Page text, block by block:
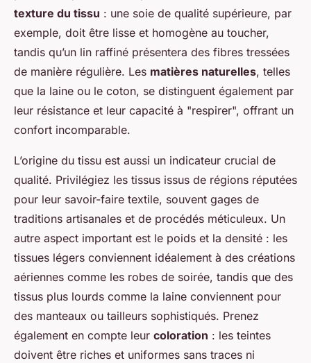
texture du tissu : une soie de qualité supérieure, par
exemple, doit être lisse et homogène au toucher,
tandis qu’un lin raffiné présentera des fibres tressées
de manière régulière. Les matières naturelles, telles
que la laine ou le coton, se distinguent également par
leur résistance et leur capacité à "respirer", offrant un
confort incomparable.
L’origine du tissu est aussi un indicateur crucial de
qualité. Privilégiez les tissus issus de régions réputées
pour leur savoir-faire textile, souvent gages de
traditions artisanales et de procédés méticuleux. Un
autre aspect important est le poids et la densité : les
tissues légers conviennent idéalement à des créations
aériennes comme les robes de soirée, tandis que des
tissus plus lourds comme la laine conviennent pour
des manteaux ou tailleurs sophistiqués. Prenez
également en compte leur coloration : les teintes
doivent être riches et uniformes sans traces ni